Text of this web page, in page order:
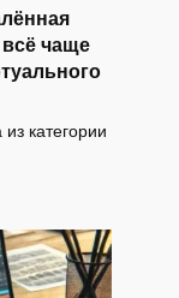
чаще
категории